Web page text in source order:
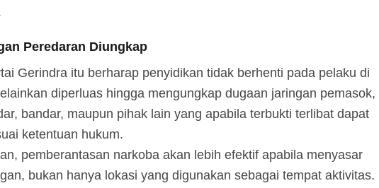
Peredaran Diungkap
Gerindra itu berharap penyidikan tidak berhenti pada pelaku di
diperluas hingga mengungkap dugaan jaringan pemasok,
bandar, maupun pihak lain yang apabila terbukti terlibat dapat
ketentuan hukum.
pemberantasan narkoba akan lebih efektif apabila menyasar
bukan hanya lokasi yang digunakan sebagai tempat aktivitas.